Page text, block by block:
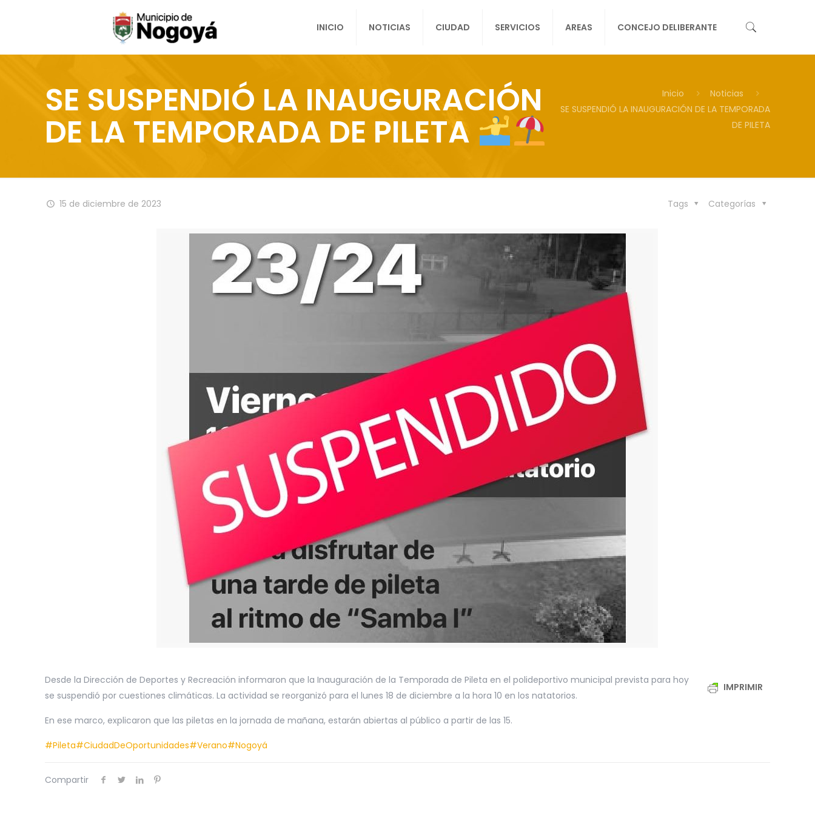
INICIO NOTICIAS CIUDAD SERVICIOS AREAS CONCEJO DELIBERANTE
SE SUSPENDIÓ LA INAUGURACIÓN
DE LA TEMPORADA DE PILETA
Inicio
Noticias
SE SUSPENDIÓ LA INAUGURACIÓN DE LA TEMPORADA
DE PILETA
15 de diciembre de 2023 Categorías
Tags
IMPRIMIR
Desde la Dirección de Deportes y Recreación informaron que la Inauguración de la Temporada de Pileta en el polideportivo municipal prevista para hoy
se suspendió por cuestiones climáticas. La actividad se reorganizó para el lunes 18 de diciembre a la hora 10 en los natatorios.
En ese marco, explicaron que las piletas en la jornada de mañana, estarán abiertas al público a partir de las 15.
#Pileta#CiudadDeOportunidades#Verano#Nogoyá
Compartir